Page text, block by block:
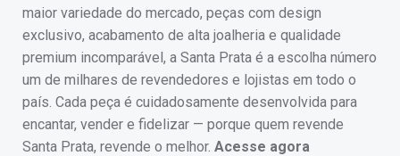
maior variedade do mercado, peças com design
exclusivo, acabamento de alta joalheria e qualidade
premium incomparável, a Santa Prata é a escolha número
um de milhares de revendedores e lojistas em todo o
país. Cada peça é cuidadosamente desenvolvida para
encantar, vender e fidelizar — porque quem revende
Santa Prata, revende o melhor. Acesse agora